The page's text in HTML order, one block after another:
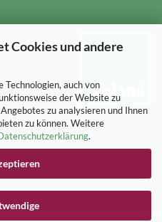
Cookies und andere
Technologien, auch von
der Website zu
zu analysieren und Ihnen
zu können. Weitere
.